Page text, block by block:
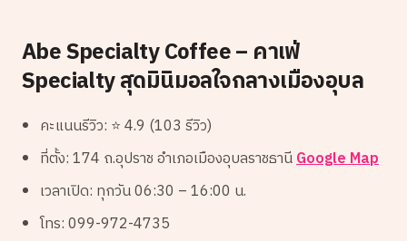
Abe Specialty Coffee – คาเฟ่
Specialty สุดมินิมอลใจกลางเมืองอุบล
คะแนนรีวิว: ⭐ 4.9 (103 รีวิว)
ที่ตั้ง: 174 ถ.อุปราช อำเภอเมืองอุบลราชธานีGoogle Map
เวลาเปิด: ทุกวัน 06:30 – 16:00 น.
โทร: 099-972-4735